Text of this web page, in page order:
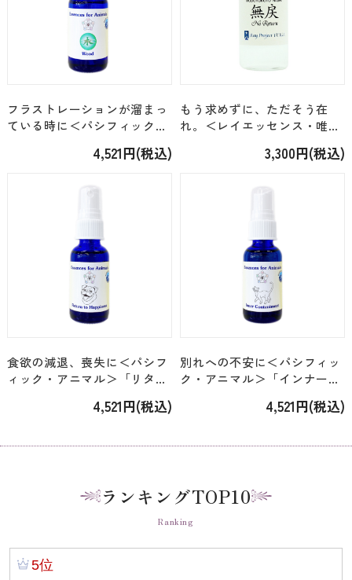
フラストレーションが溜まっ
ている時に＜パシフィック・
4,521円(税込)
もう求めずに、ただそう在
れ。＜レイエッセンス・唯我
3,300円(税込)
食欲の減退、喪失に＜パシフ
ィック・アニマル＞「リター
Return to Happiness」
4,521円(税込)
別れへの不安に＜パシフィッ
ク・アニマル＞「インナーコ
Inner Contentment」 [30ml]
4,521円(税込)
ランキングTOP10
Ranking